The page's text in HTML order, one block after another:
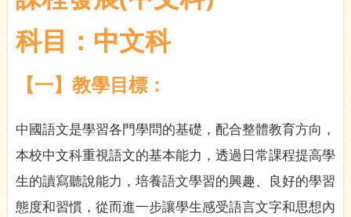
科目：中文科
【一】教學目標：
中國語文是學習各門學問的基礎，配合整體教育方向，
本校中文科重視語文的基本能力，透過日常課程提高學
生的讀寫聽說能力，培養語文學習的興趣、良好的學習
態度和習慣，從而進一步讓學生感受語言文字和思想內